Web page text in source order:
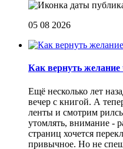
05 08 2026
Как вернуть желание
Eщё несколько лет
вечер с книгой. А
ленты и смотрим
утомлять, внимание -
страниц хочется
привычное. Но не